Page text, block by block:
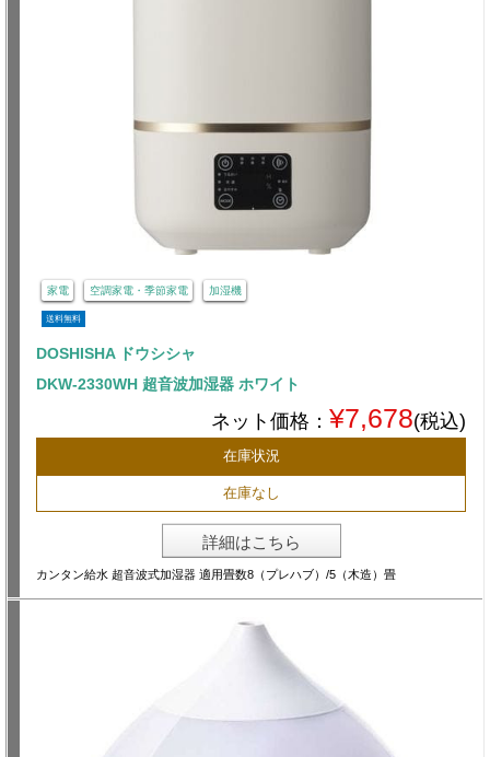
家電 空調家電・季節家電 加湿機
送料無料
DOSHISHA ドウシシャ
DKW-2330WH 超音波加湿器 ホワイト
ネット価格： ¥7,678(税込)
在庫状況
在庫なし
詳細はこちら
カンタン給水 超音波式加湿器 適用畳数8（プレハブ）/5（木造）畳